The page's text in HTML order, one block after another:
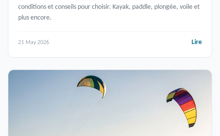
conditions et conseils pour choisir. Kayak, paddle, plongée, voile et
plus encore.
21 May 2026 Lire